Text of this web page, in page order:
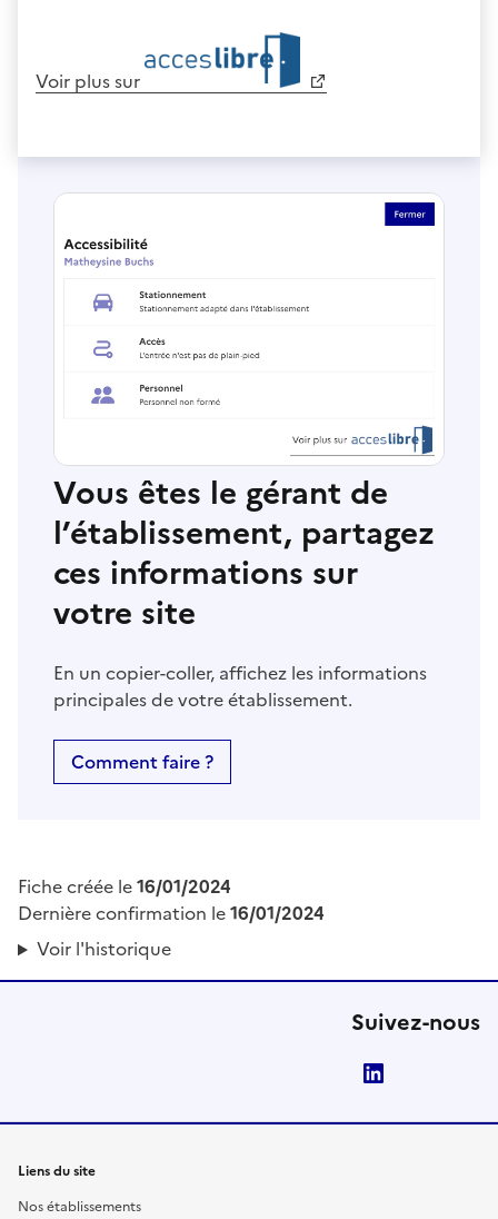
Voir plus sur
Vous êtes le gérant de
l’établissement, partagez
ces informations sur
votre site
En un copier-coller, affichez les informations
principales de votre établissement.
Comment faire ?
Fiche créée le16/01/2024
Dernière confirmation le16/01/2024
Voir l'historique
Suivez-nous
Liens du site
Nos établissements